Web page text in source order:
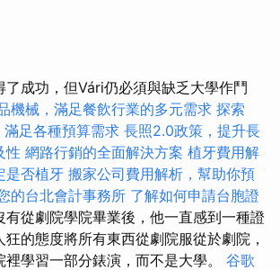
了成功，但Vári仍必須與缺乏大學作鬥
機械，滿足餐飲行業的多元需求 探索
足各種預算需求 長照2.0政策，提升長
性 網路行銷的全面解決方案 植牙費用解
是否植牙 搬家公司費用解析，幫助你預
的台北會計事務所 了解如何申請台胞證
有從劇院學院畢業後，他一直感到一種證
的態度將所有東西從劇院服從於劇院，
學習一部分錶演，而不是大學。 谷歌